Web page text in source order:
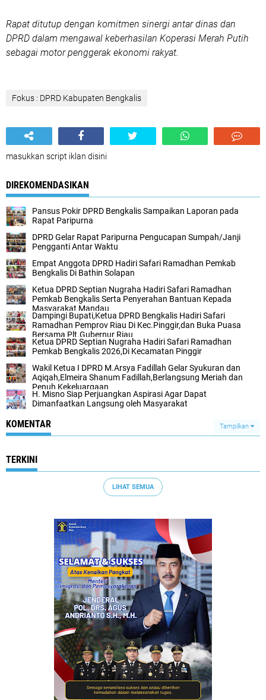
Rapat ditutup dengan komitmen sinergi antar dinas dan
DPRD dalam mengawal keberhasilan Koperasi Merah Putih
sebagai motor penggerak ekonomi rakyat.
Fokus : DPRD Kabupaten Bengkalis
masukkan script iklan disini
DIREKOMENDASIKAN
Pansus Pokir DPRD Bengkalis Sampaikan Laporan pada
Rapat Paripurna
DPRD Gelar Rapat Paripurna Pengucapan Sumpah/Janji
Pengganti Antar Waktu
Empat Anggota DPRD Hadiri Safari Ramadhan Pemkab
Bengkalis Di Bathin Solapan
Ketua DPRD Septian Nugraha Hadiri Safari Ramadhan
Pemkab Bengkalis Serta Penyerahan Bantuan Kepada
Masyarakat Mandau
Dampingi Bupati,Ketua DPRD Bengkalis Hadiri Safari
Ramadhan Pemprov Riau Di Kec.Pinggir,dan Buka Puasa
Bersama Plt.Gubernur Riau
Ketua DPRD Septian Nugraha Hadiri Safari Ramadhan
Pemkab Bengkalis 2026,Di Kecamatan Pinggir
Wakil Ketua I DPRD M.Arsya Fadillah Gelar Syukuran dan
Aqiqah,Elmeira Shanum Fadillah,Berlangsung Meriah dan
Penuh Kekeluargaan
H. Misno Siap Perjuangkan Aspirasi Agar Dapat
Dimanfaatkan Langsung oleh Masyarakat
KOMENTAR Tampilkan
TERKINI
LIHAT SEMUA